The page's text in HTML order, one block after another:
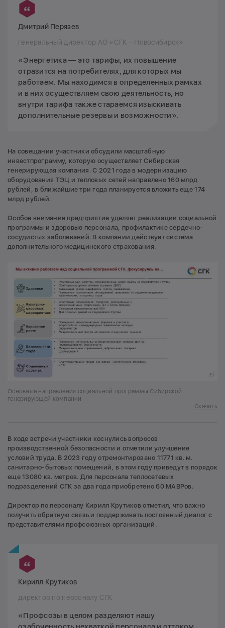
Дмитрий Перязев
генеральный директор АО «СГК – Новосибирск»
«Энергетика — это тарифы, их повышение
отразится на потребителях, для которых мы
работаем. Мы находимся в определенных рамках
и в них осуществляем свою деятельность, но
внутри тарифа также стараемся изыскивать
дополнительные резервы и возможности».
На совещании участники обсудили масштабную
инвестпрограмму, которую осуществляет Сибирская
генерирующая компания. С 2021 года в модернизацию
оборудования ТЭЦ и тепловых сетей направлено 160 млрд
рублей, в ближайшие три года планируется вложить еще 174
млрд рублей.
Особое внимание предприятие уделяет реализации социальной
программы и здоровью персонала, профилактике сердечно-
сосудистых заболеваний. В компании действует система
дополнительного медицинского страхования.
Основные направления социальной программы Сибирской
генерирующей компании
Скачать
В ходе встречи участники коснулись вопросов
производственной безопасности и отметили улучшение
условий труда. В 2023 году отремонтировано 11771 кв. м.
санитарно-бытовых помещений, в этом году приведут в порядок
еще 13080 кв. метров. Для персонала теплосетевых
подразделений СГК за два года приобретено 60 МАВРов.
Директор по персоналу Кирилл Крутиков отметил, что важно
получить обратную связь и поддерживать постоянный диалог с
представителями профсоюзных организаций.
Кирилл Крутиков
директор по персоналу СГК
«Профсозы в целом разделяют нашу